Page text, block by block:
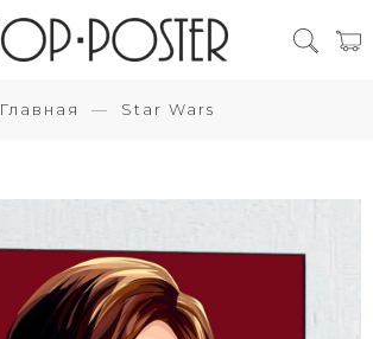
Главная Star Wars